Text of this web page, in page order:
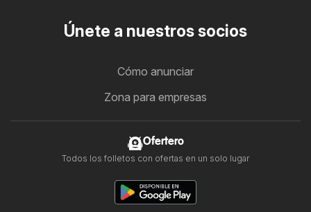
Únete a nuestros socios
Cómo anunciar
Zona para empresas
Ofertero
Todos los folletos con ofertas en un solo lugar